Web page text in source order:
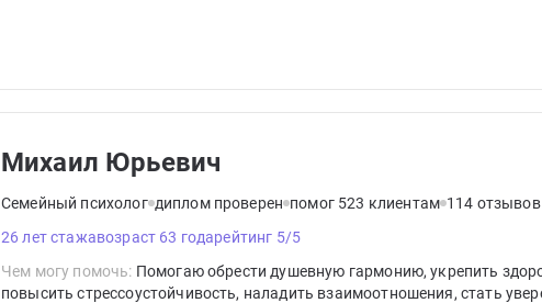
Михаил Юрьевич
Семейный психолог диплом проверен помог 523 клиентам 114 отзывов
26 лет стажавозраст 63 годарейтинг 5/5
Чем могу помочь: Помогаю обрести душевную гармонию, укрепить
повысить стрессоустойчивость, наладить взаимоотношения, стать